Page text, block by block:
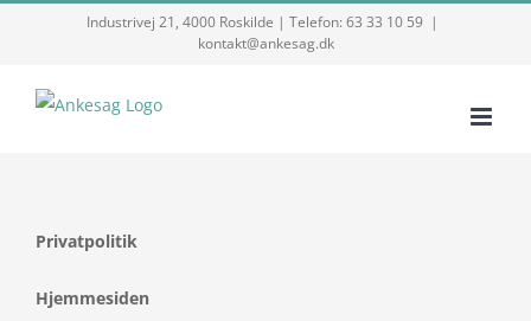
Industrivej 21, 4000 Roskilde | Telefon: 63 33 10 59 |
kontakt@ankesag.dk
Privatpolitik
Hjemmesiden